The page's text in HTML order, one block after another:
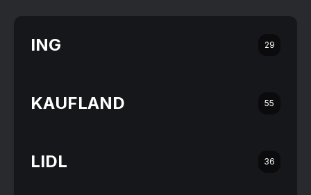
ING 29
KAUFLAND 55
LIDL 36